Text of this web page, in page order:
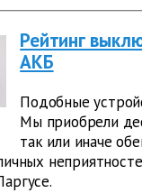
Рейтинг
АКБ
Подобные
Мы приобрели
так или иначе